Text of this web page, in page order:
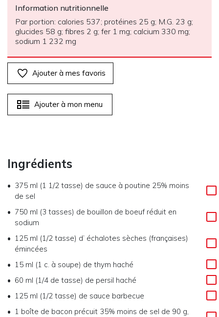
Information nutritionnelle
Par portion: calories 537; protéines 25 g; M.G. 23 g;
glucides 58 g; fibres 2 g; fer 1 mg; calcium 330 mg;
sodium 1 232 mg
Ajouter à mes favoris
Ajouter à mon menu
Ingrédients
375 ml (1 1/2 tasse) de sauce à poutine 25% moins
de sel
750 ml (3 tasses) de bouillon de boeuf réduit en
sodium
125 ml (1/2 tasse) d’ échalotes sèches (françaises)
émincées
15 ml (1 c. à soupe) de thym haché
60 ml (1/4 de tasse) de persil haché
125 ml (1/2 tasse) de sauce barbecue
1 boîte de bacon précuit 35% moins de sel de 90 g,